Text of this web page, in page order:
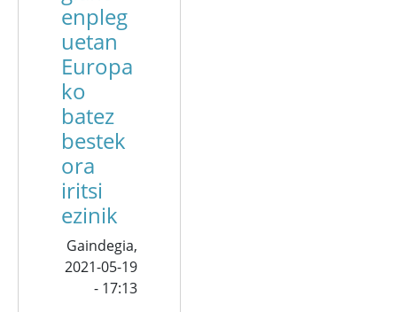
enpleg
uetan
Europa
ko
batez
bestek
ora
iritsi
ezinik
Gaindegia,
2021-05-19
- 17:13